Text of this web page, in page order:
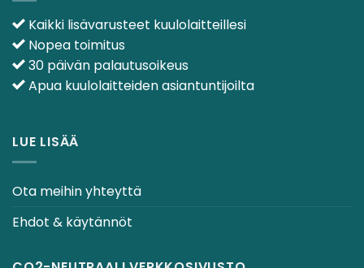
Kaikki lisävarusteet kuulolaitteillesi
Nopea toimitus
30 päivän palautusoikeus
Apua kuulolaitteiden asiantuntijoilta
LUE LISÄÄ
Ota meihin yhteyttä
Ehdot & käytännöt